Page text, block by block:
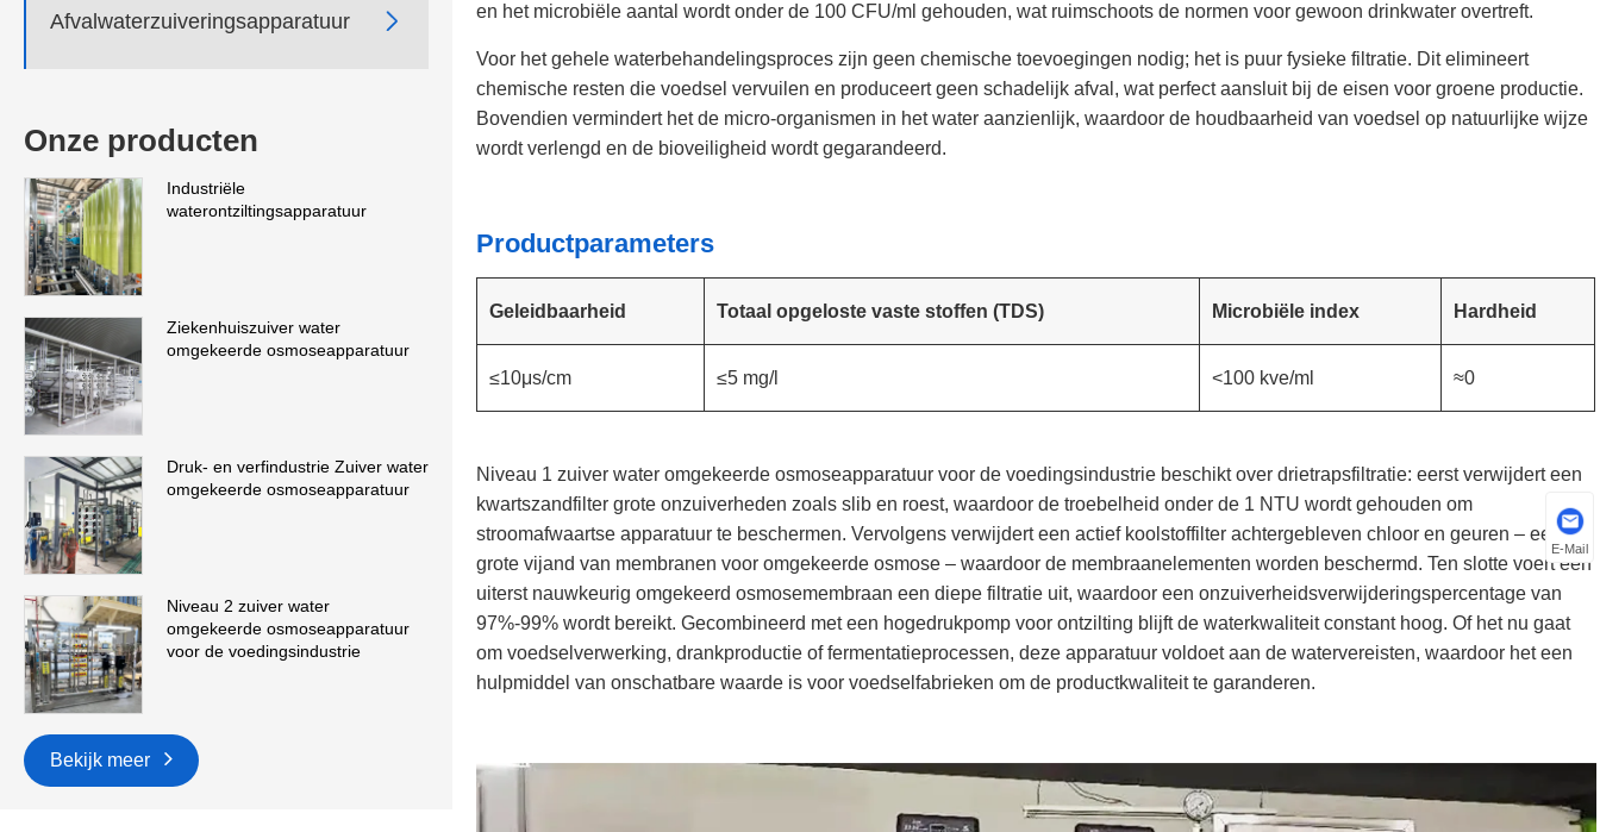
Afvalwaterzuiveringsapparatuur 
Onze producten
Industriële
waterontziltingsapparatuur
Ziekenhuiszuiver water
omgekeerde osmoseapparatuur
Druk- en verfindustrie Zuiver water
omgekeerde osmoseapparatuur
Niveau 2 zuiver water
omgekeerde osmoseapparatuur
voor de voedingsindustrie
Bekijk meer
en het microbiële aantal wordt onder de 100 CFU/ml gehouden, wat ruimschoots de normen voor gewoon drinkwater overtreft.
Voor het gehele waterbehandelingsproces zijn geen chemische toevoegingen nodig; het is puur fysieke filtratie. Dit elimineert
chemische resten die voedsel vervuilen en produceert geen schadelijk afval, wat perfect aansluit bij de eisen voor groene productie.
Bovendien vermindert het de micro-organismen in het water aanzienlijk, waardoor de houdbaarheid van voedsel op natuurlijke wijze
wordt verlengd en de bioveiligheid wordt gegarandeerd.
Productparameters
Geleidbaarheid Totaal opgeloste vaste stoffen (TDS) Microbiële index Hardheid
≤10μs/cm ≤5 mg/l <100 kve/ml ≈0
Niveau 1 zuiver water omgekeerde osmoseapparatuur voor de voedingsindustrie beschikt over drietrapsfiltratie: eerst verwijdert een
kwartszandfilter grote onzuiverheden zoals slib en roest, waardoor de troebelheid onder de 1 NTU wordt gehouden om
stroomafwaartse apparatuur te beschermen. Vervolgens verwijdert een actief koolstoffilter achtergebleven chloor en geuren – een
grote vijand van membranen voor omgekeerde osmose – waardoor de membraanelementen worden beschermd. Ten slotte voert een
uiterst nauwkeurig omgekeerd osmosemembraan een diepe filtratie uit, waardoor een onzuiverheidsverwijderingspercentage van
97%-99% wordt bereikt. Gecombineerd met een hogedrukpomp voor ontzilting blijft de waterkwaliteit constant hoog. Of het nu gaat
om voedselverwerking, drankproductie of fermentatieprocessen, deze apparatuur voldoet aan de watervereisten, waardoor het een
hulpmiddel van onschatbare waarde is voor voedselfabrieken om de productkwaliteit te garanderen.
E-Mail